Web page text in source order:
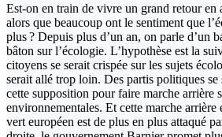
Est-on en train de vivre un grand retour en
alors que beaucoup ont le sentiment que
plus ? Depuis plus d’un an, on parle d’un
bâton sur l’écologie. L’hypothèse est la
citoyens se serait crispée sur les sujets
serait allé trop loin. Des partis politiques se
cette supposition pour faire marche arrière
environnementales. Et cette marche arrière
vert européen est de plus en plus attaqué